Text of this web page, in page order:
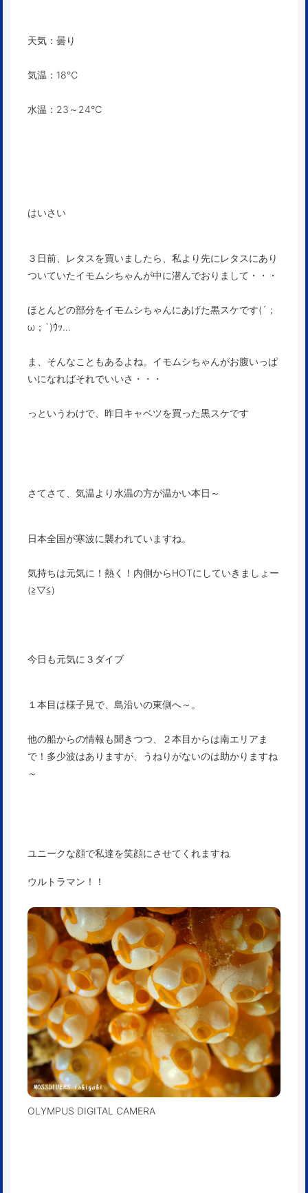
天気：曇り
気温：18℃
水温：23～24℃
はいさい
３日前、レタスを買いましたら、私より先にレタスにあり
ついていたイモムシちゃんが中に潜んでおりまして・・・
ほとんどの部分をイモムシちゃんにあげた黒スケです(´；
ω；`)ｳｯ…
ま、そんなこともあるよね。イモムシちゃんがお腹いっぱ
いになればそれでいいさ・・・
っというわけで、昨日キャベツを買った黒スケです
さてさて、気温より水温の方が温かい本日～
日本全国が寒波に襲われていますね。
気持ちは元気に！熱く！内側からHOTにしていきましょー
(≧▽≦)
今日も元気に３ダイブ
１本目は様子見で、島沿いの東側へ～。
他の船からの情報も聞きつつ、２本目からは南エリアま
で！多少波はありますが、うねりがないのは助かりますね
～
ユニークな顔で私達を笑顔にさせてくれますね
ウルトラマン！！
OLYMPUS DIGITAL CAMERA